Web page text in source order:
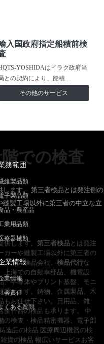
入国政府指定船積前検
YOSHIDAはイラク政府当
との契約により、船積…
その他のサービス
での検査
ます。 第三者検品とは発注側の
製工場以外に第三者の中立な立
します。 第三者検品とは発注
カーや縫製工場以外に第三者の
海の検品会社、 検品代行な
上海での自動車部品、機電設
半導体やプリント基盤、モニ
致します。鋳物、金属製品、木
もお任せ下さい。日用品、雑
舗什器の検品も承ります。 中
の検査・検品精密機器、電子部
造品の検品 医療周辺機器の検
貨の検品 幅広いサービスお客
務範囲
維製品類
子製品類
品・農産品
業用品類
療器械類
業情報
業情報
会責任
くある質問